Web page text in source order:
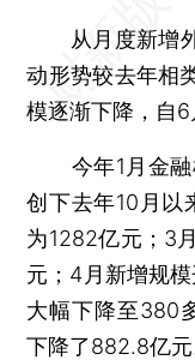
从月度新增外
动形势较去年相
模逐渐下降，自6
今年1月金融
创下去年10月以
为1282亿元；3
元；4月新增规
大幅下降至380
下降了882.8亿元